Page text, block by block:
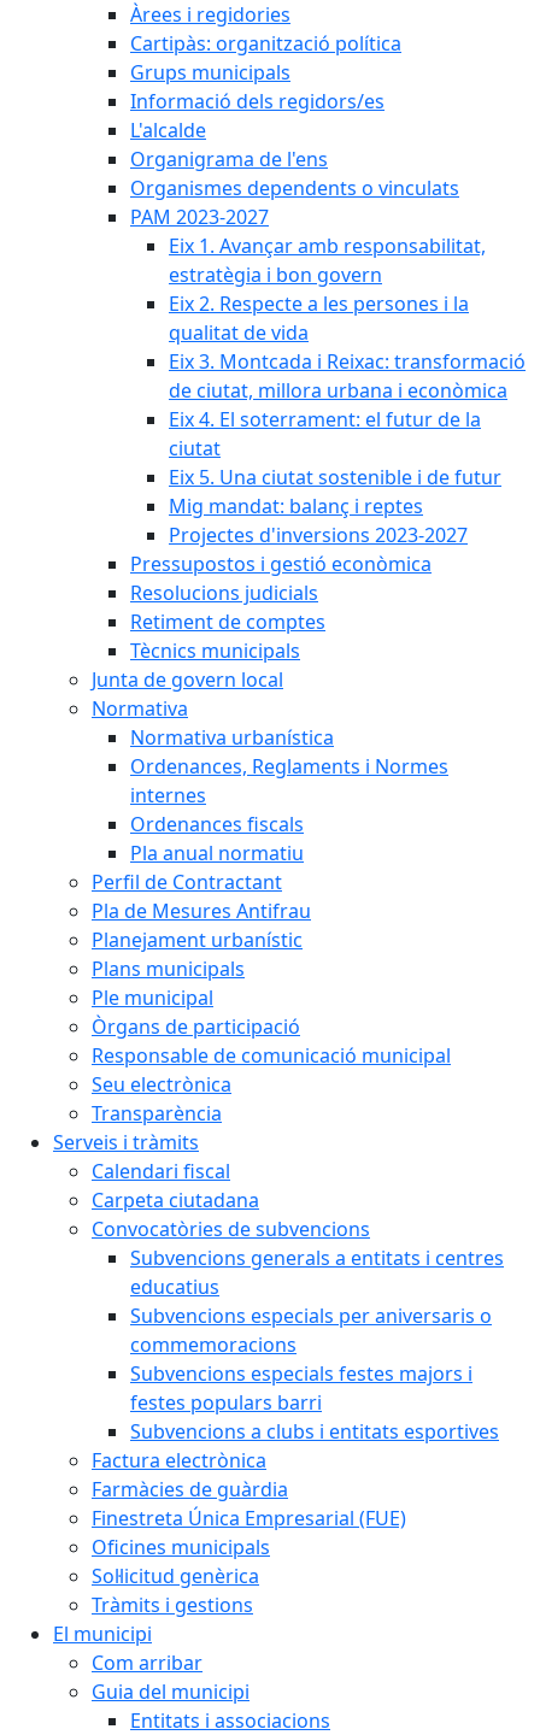
Àrees i regidories
Cartipàs: organització política
Grups municipals
Informació dels regidors/es
L'alcalde
Organigrama de l'ens
Organismes dependents o vinculats
PAM 2023-2027
Eix 1. Avançar amb responsabilitat,
estratègia i bon govern
Eix 2. Respecte a les persones i la
qualitat de vida
Eix 3. Montcada i Reixac: transformació
de ciutat, millora urbana i econòmica
Eix 4. El soterrament: el futur de la
ciutat
Eix 5. Una ciutat sostenible i de futur
Mig mandat: balanç i reptes
Projectes d'inversions 2023-2027
Pressupostos i gestió econòmica
Resolucions judicials
Retiment de comptes
Tècnics municipals
Junta de govern local
Normativa
Normativa urbanística
Ordenances, Reglaments i Normes
internes
Ordenances fiscals
Pla anual normatiu
Perfil de Contractant
Pla de Mesures Antifrau
Planejament urbanístic
Plans municipals
Ple municipal
Òrgans de participació
Responsable de comunicació municipal
Seu electrònica
Transparència
Serveis i tràmits
Calendari fiscal
Carpeta ciutadana
Convocatòries de subvencions
Subvencions generals a entitats i centres
educatius
Subvencions especials per aniversaris o
commemoracions
Subvencions especials festes majors i
festes populars barri
Subvencions a clubs i entitats esportives
Factura electrònica
Farmàcies de guàrdia
Finestreta Única Empresarial (FUE)
Oficines municipals
Sol·licitud genèrica
Tràmits i gestions
El municipi
Com arribar
Guia del municipi
Entitats i associacions